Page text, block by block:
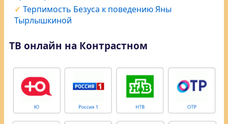
Терпимость Безуса к поведению Яны
Тырлышкиной
ТВ онлайн на Контрастном